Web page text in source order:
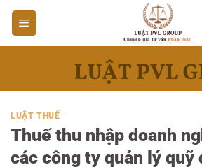
Bỏ
qua
nội
LUẬT THUẾ
Thuế thu nhập doanh
các công ty quản lý